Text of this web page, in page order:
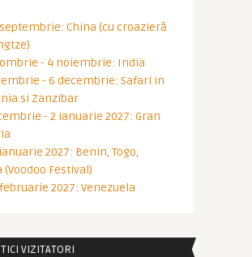
China (cu croazieră
- 4 noiembrie: India
- 6 decembrie: Safari in
si Zanzibar
- 2 ianuarie 2027: Gran
2027: Benin, Togo,
(Voodoo Festival)
2027: Venezuela
VIZITATORI